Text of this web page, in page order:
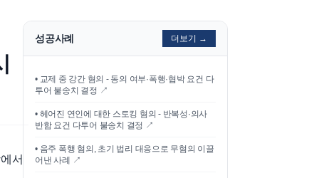
서
성공사례 더보기 →
• 교제 중 강간 혐의 - 동의 여부·폭행·협박 요건 다
투어 불송치 결정 ↗
• 헤어진 연인에 대한 스토킹 혐의 - 반복성·의사
반함 요건 다투어 불송치 결정 ↗
• 음주 폭행 혐의, 초기 법리 대응으로 무혐의 이끌
어낸 사례
↗